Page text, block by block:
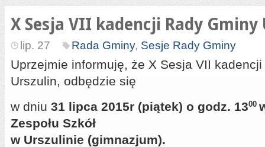
X Sesja VII kadencji Rady Gminy
lip. 27 Rada Gminy, Sesje Rady Gminy
Uprzejmie informuję, że X Sesja VII
Urszulin, odbędzie się
w dniu 31 lipca 2015r (piątek) o godz. 1300
Zespołu Szkół
w Urszulinie (gimnazjum).